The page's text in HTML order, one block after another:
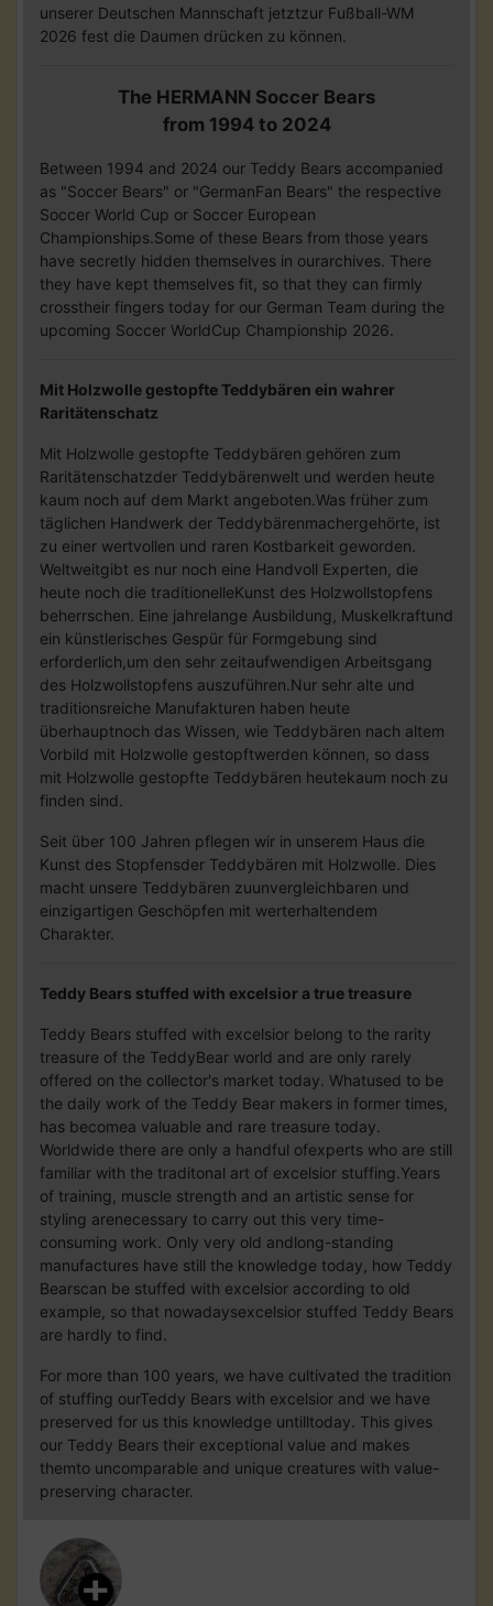
unserer Deutschen Mannschaft jetztzur Fußball-WM
2026 fest die Daumen drücken zu können.
The HERMANN Soccer Bears
from 1994 to 2024
Between 1994 and 2024 our Teddy Bears accompanied
as "Soccer Bears" or "GermanFan Bears" the respective
Soccer World Cup or Soccer European
Championships.Some of these Bears from those years
have secretly hidden themselves in ourarchives. There
they have kept themselves fit, so that they can firmly
crosstheir fingers today for our German Team during the
upcoming Soccer WorldCup Championship 2026.
Mit Holzwolle gestopfte Teddybären ein wahrer
Raritätenschatz
Mit Holzwolle gestopfte Teddybären gehören zum
Raritätenschatzder Teddybärenwelt und werden heute
kaum noch auf dem Markt angeboten.Was früher zum
täglichen Handwerk der Teddybärenmachergehörte, ist
zu einer wertvollen und raren Kostbarkeit geworden.
Weltweitgibt es nur noch eine Handvoll Experten, die
heute noch die traditionelleKunst des Holzwollstopfens
beherrschen. Eine jahrelange Ausbildung, Muskelkraftund
ein künstlerisches Gespür für Formgebung sind
erforderlich,um den sehr zeitaufwendigen Arbeitsgang
des Holzwollstopfens auszuführen.Nur sehr alte und
traditionsreiche Manufakturen haben heute
überhauptnoch das Wissen, wie Teddybären nach altem
Vorbild mit Holzwolle gestopftwerden können, so dass
mit Holzwolle gestopfte Teddybären heutekaum noch zu
finden sind.
Seit über 100 Jahren pflegen wir in unserem Haus die
Kunst des Stopfensder Teddybären mit Holzwolle. Dies
macht unsere Teddybären zuunvergleichbaren und
einzigartigen Geschöpfen mit werterhaltendem
Charakter.
Teddy Bears stuffed with excelsior a true treasure
Teddy Bears stuffed with excelsior belong to the rarity
treasure of the TeddyBear world and are only rarely
offered on the collector's market today. Whatused to be
the daily work of the Teddy Bear makers in former times,
has becomea valuable and rare treasure today.
Worldwide there are only a handful ofexperts who are still
familiar with the traditonal art of excelsior stuffing.Years
of training, muscle strength and an artistic sense for
styling arenecessary to carry out this very time-
consuming work. Only very old andlong-standing
manufactures have still the knowledge today, how Teddy
Bearscan be stuffed with excelsior according to old
example, so that nowadaysexcelsior stuffed Teddy Bears
are hardly to find.
For more than 100 years, we have cultivated the tradition
of stuffing ourTeddy Bears with excelsior and we have
preserved for us this knowledge untilltoday. This gives
our Teddy Bears their exceptional value and makes
themto uncomparable and unique creatures with value-
preserving character.